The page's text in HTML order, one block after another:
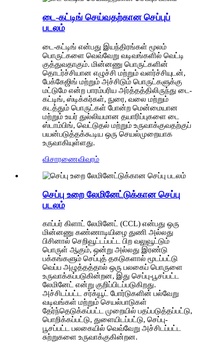
டை-கட்டிங் செய்வதற்கான செப்புப்
படலம்
டை-கட்டிங் என்பது இயந்திரங்கள் மூலம்
பொருட்களை வெவ்வேறு வடிவங்களில் வெட்டி
குத்துவதாகும். மின்னணு பொருட்களின்
தொடர்ச்சியான எழுச்சி மற்றும் வளர்ச்சியுடன்,
பேக்கேஜிங் மற்றும் அச்சிடும் பொருட்களுக்கு
மட்டுமே என்ற பாரம்பரிய அர்த்தத்திலிருந்து டை-
கட்டிங், ஸ்டிக்கர்கள், நுரை, வலை மற்றும்
கடத்தும் பொருட்கள் போன்ற மென்மையான
மற்றும் உயர் துல்லியமான தயாரிப்புகளை டை
ஸ்டாம்பிங், வெட்டுதல் மற்றும் உருவாக்குவதற்குப்
பயன்படுத்தக்கூடிய ஒரு செயல்முறையாக
உருவாகியுள்ளது.
விசாரணைவிவரம்
செப்பு உறை லேமினேட்டுக்கான செப்பு
படலம்
காப்பர் கிளாட் லேமினேட் (CCL) என்பது ஒரு
மின்னணு கண்ணாடியிழை துணி அல்லது
பிசினால் செறிவூட்டப்பட்ட பிற வலுவூட்டும்
பொருள் ஆகும், ஒன்று அல்லது இரண்டு
பக்கங்களும் செப்புத் தகடுகளால் மூடப்பட்டு
வெப்ப அழுத்தத்தால் ஒரு பலகைப் பொருளை
உருவாக்கப்படுகின்றன, இது செப்பு-பூசப்பட்ட
லேமினேட் என்று குறிப்பிடப்படுகிறது.
அச்சிடப்பட்ட சர்க்யூட் போர்டுகளின் பல்வேறு
வடிவங்கள் மற்றும் செயல்பாடுகள்
தேர்ந்தெடுக்கப்பட்ட முறையில் பதப்படுத்தப்பட்டு,
பொறிக்கப்பட்டு, துளையிடப்பட்டு, செப்பு-
பூசப்பட்ட பலகையில் வெவ்வேறு அச்சிடப்பட்ட
சுற்றுகளை உருவாக்குகின்றன.